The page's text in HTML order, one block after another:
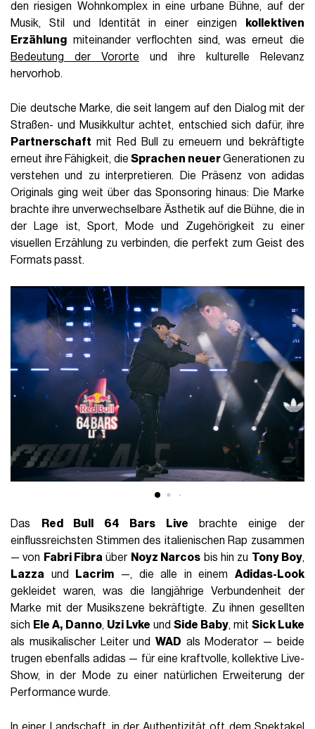
den riesigen Wohnkomplex in eine urbane Bühne, auf der
Musik, Stil und Identität in einer einzigen
kollektiven
Erzählung miteinander verflochten sind, was erneut die
Bedeutung der Vororte und ihre kulturelle Relevanz
hervorhob.
Die deutsche Marke, die seit langem auf den Dialog mit der
Straßen- und Musikkultur achtet, entschied sich dafür, ihre
Partnerschaft mit Red Bull zu erneuern und bekräftigte
erneut ihre Fähigkeit, dieSprachen neuerGenerationen zu
verstehen und zu interpretieren. Die Präsenz von adidas
Originals ging weit über das Sponsoring hinaus: Die Marke
brachte ihre unverwechselbare Ästhetik auf die Bühne, die in
der Lage ist, Sport, Mode und Zugehörigkeit zu einer
visuellen Erzählung zu verbinden, die perfekt zum Geist des
Formats passt.
Das Red Bull 64 Bars Live brachte einige der
einflussreichsten Stimmen des italienischen Rap zusammen
— von Fabri Fibra über Noyz Narcos bis hin zu Tony Boy,
Lazza und Lacrim —, die alle in einem Adidas-Look
gekleidet waren, was die langjährige Verbundenheit der
Marke mit der Musikszene bekräftigte. Zu ihnen gesellten
sich Ele A, Danno, Uzi Lvke undSide Baby, mitSick Luke
als musikalischer Leiter und WAD als Moderator — beide
trugen ebenfalls adidas — für eine kraftvolle, kollektive Live-
Show, in der Mode zu einer natürlichen Erweiterung der
Performance wurde.